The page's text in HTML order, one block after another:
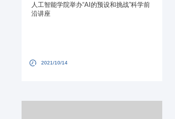
人工智能学院举办“AI的预设和挑战”科学前
沿讲座
2021/10/14